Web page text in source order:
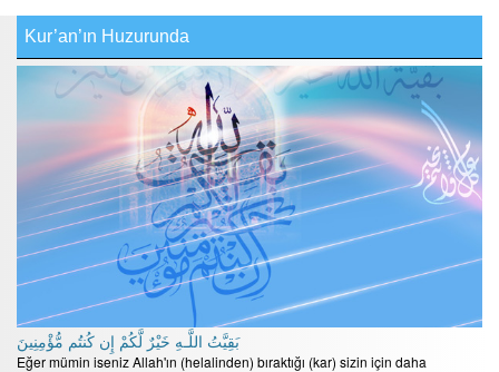
Kur’an’ın Huzurunda
بَقِيَّتُ اللَّـهِ خَيْرٌ لَّكُمْ إِن كُنتُم مُّؤْمِنِينَ
Eğer mümin iseniz Allah'ın (helalinden) bıraktığı (kar) sizin için daha